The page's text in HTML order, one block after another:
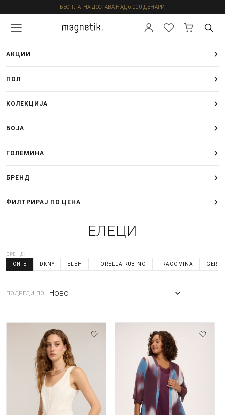
БЕСПЛАТНА ДОСТАВА НАД 6.000 ДЕНАРИ
АКЦИИ
ПОЛ
КОЛЕКЦИЈА
БОЈА
ГОЛЕМИНА
БРЕНД
ФИЛТРИРАЈ ПО ЦЕНА
ЕЛЕЦИ
БРЕНД:
СИТЕ DKNY ELEH FIORELLA RUBINO FRACOMINA
ПОДРЕДИ ПО